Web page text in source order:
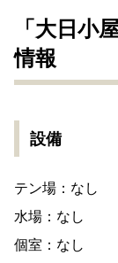
「大日小
情報
設備
テン場：なし
水場：なし
個室：なし